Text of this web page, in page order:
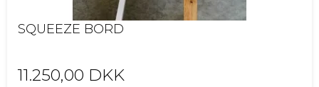
SQUEEZE BORD
11.250,00 DKK